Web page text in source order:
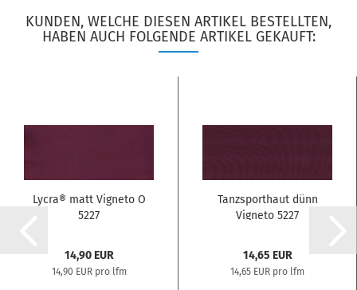
KUNDEN, WELCHE DIESEN ARTIKEL BESTELLTEN,
HABEN AUCH FOLGENDE ARTIKEL GEKAUFT:
Lycra® matt Vigneto O
5227
14,90 EUR
14,90 EUR pro lfm
Tanzsporthaut dünn
Vigneto 5227
14,65 EUR
14,65 EUR pro lfm